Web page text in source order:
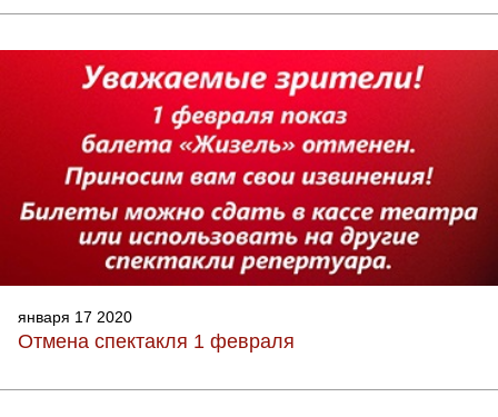
января 17 2020
Отмена спектакля 1 февраля